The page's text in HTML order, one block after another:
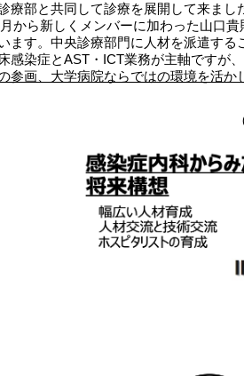
療部と共同して診療を展開して来まし
から新しくメンバーに加わった山口
ます。中央診療部門に人材を派遣する
感染症とAST・ICT業務が主軸ですが
参画、大学病院ならではの環境を活